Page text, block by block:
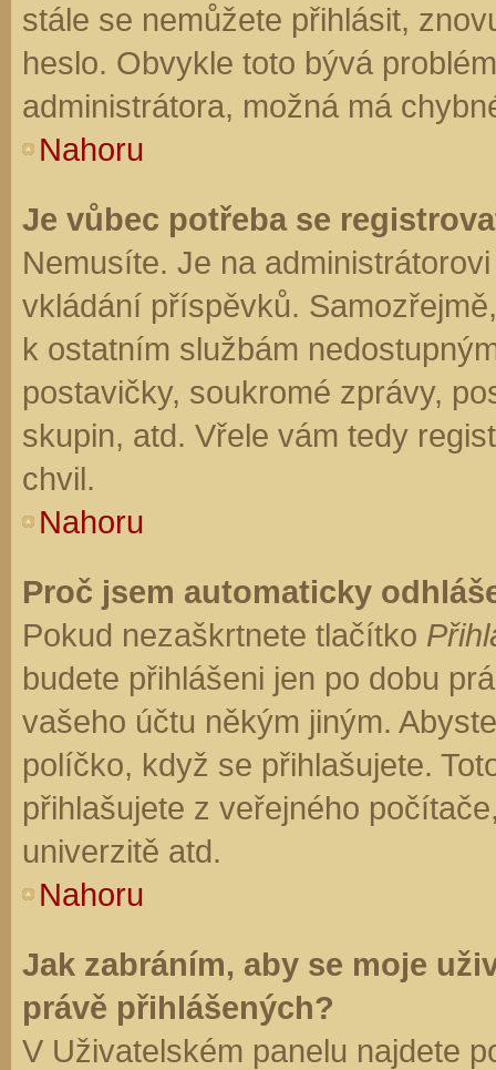
stále se nemůžete přihlásit,
heslo. Obvykle toto bývá
administrátora, možná má
Nahoru
Je vůbec potřeba se
Nemusíte. Je na
vkládání příspěvků.
k ostatním službám
postavičky, soukromé zprávy,
skupin, atd. Vřele vám tedy
chvil.
Nahoru
Proč jsem automaticky
Pokud nezaškrtnete tlačítko
budete přihlášeni jen po dobu
vašeho účtu někým jiným.
políčko, když se přihlašujete.
přihlašujete z veřejného
univerzitě atd.
Nahoru
Jak zabráním, aby se moje
právě přihlášených?
V Uživatelském panelu najdete